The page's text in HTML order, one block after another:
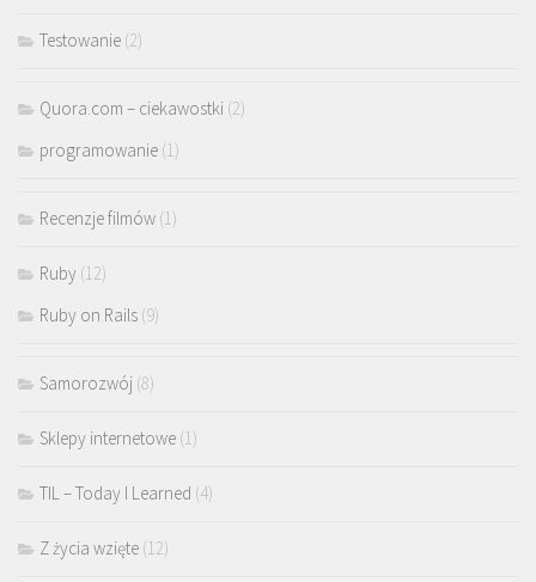
Testowanie (2)
Quora.com – ciekawostki (2)
programowanie (1)
Recenzje filmów (1)
Ruby (12)
Ruby on Rails (9)
Samorozwój (8)
Sklepy internetowe (1)
TIL – Today I Learned (4)
Z życia wzięte (12)